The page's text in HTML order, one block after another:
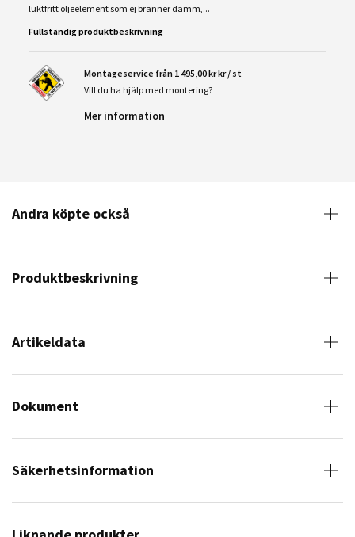
luktfritt oljeelement som ej bränner damm,...
Fullständig produktbeskrivning
Montageservice från 1 495,00 kr kr / st
Vill du ha hjälp med montering?
Mer information
Andra köpte också
Produktbeskrivning
Artikeldata
Dokument
Säkerhetsinformation